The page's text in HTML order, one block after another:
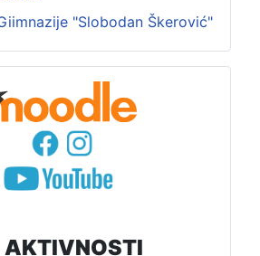
"Slobodan Škerović"
AKTIVNOSTI